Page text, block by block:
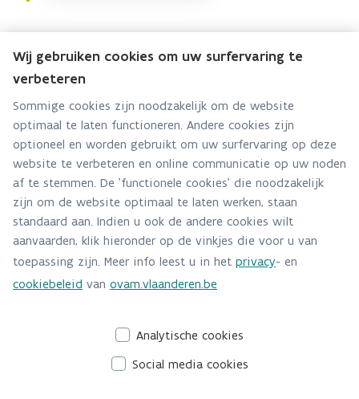
Team Informatie- & Kwaliteitsbeheer
Hebt u een vraag voor dit team? Stel ze hier:
Via contact formulier
Alle contactgegevens
Adres
Stationsstraat 110
2800 Mechelen
Route en bereikbaarheid
Wij gebruiken cookies om uw surfervaring te
verbeteren
Sommige cookies zijn noodzakelijk om de website
optimaal te laten functioneren. Andere cookies zijn
optioneel en worden gebruikt om uw surfervaring op deze
website te verbeteren en online communicatie op uw noden
af te stemmen. De 'functionele cookies' die noodzakelijk
zijn om de website optimaal te laten werken, staan
standaard aan. Indien u ook de andere cookies wilt
aanvaarden, klik hieronder op de vinkjes die voor u van
toepassing zijn. Meer info leest u in het privacy- en
cookiebeleid van ovam.vlaanderen.be
Analytische cookies
Social media cookies